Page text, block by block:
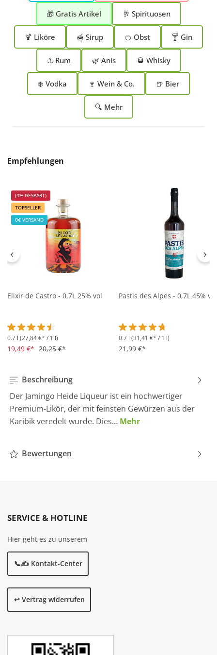
🎁 Gratis Artikel 🥂 Spirituosen
🍹 Liköre 🍯 Sirup 🍊 Obst 🍸 Gin
⚓ Rum 🌿 Anis 🥃 Whisky
❄️ Vodka 🍷 Wein & Co. 🍺 Bier
🔍 Mehr
Produktgalerie überspringen
Empfehlungen
(4% GESPART)
TOPSELLER
0€ VERSAND
Elixir de Castro - 0,7L 25% vol
Durchschnittliche Bewertung von 4.5 von 5 Sternen
0.7 l (27,84 €* / 1 l)
19,49 €* 20,25 €*
Pastis des Alpes - 0,7L 45% vol
Durchschnittliche
0.7 l (31,41 €* / 1 l)
21,99 €*
Beschreibung
Der Jamingo Heide Liqueur ist ein hochwertiger
Premium-Likör, der mit feinsten Gewürzen aus der
Karibik veredelt wurde. Dies… Mehr
Bewertungen
SERVICE & HOTLINE
Hier geht es zu unserem
📞✍️ Kontakt-Center
↩️ Vertrag widerrufen